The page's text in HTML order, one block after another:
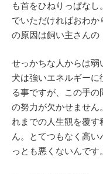
も首をひねりっぱな
でいただければおわ
の原因は飼い主さんの
せっかちな人からは弱
犬は強いエネルギーに
る事ですが、この手
の努力が欠かせません
れまでの人生観を覆
ん。とてつもなく高
っとも悪くないんです。